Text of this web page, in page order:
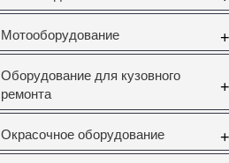
Мотооборудование +
Оборудование для кузовного
ремонта
+
Окрасочное оборудование +